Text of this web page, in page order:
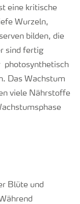
eine kritische
Wurzeln,
bilden, die
sind fertig
photosynthetisch
Das Wachstum
viele Nährstoffe
Blüte und